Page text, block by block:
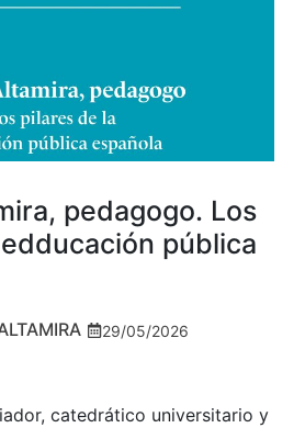
pedagogo. Los
pública
29/05/2026
catedrático universitario y